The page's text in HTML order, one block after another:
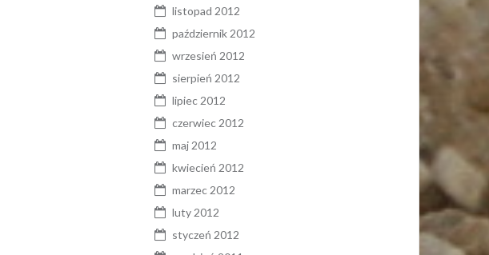
listopad 2012
październik 2012
wrzesień 2012
sierpień 2012
lipiec 2012
czerwiec 2012
maj 2012
kwiecień 2012
marzec 2012
luty 2012
styczeń 2012